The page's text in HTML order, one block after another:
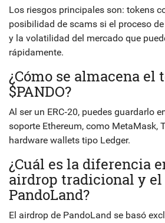
Los riesgos principales son: tokens
posibilidad de scams si el proceso
y la volatilidad del mercado que
rápidamente.
¿Cómo se almacena el
$PANDO?
Al ser un ERC‑20, puedes guardarlo
soporte Ethereum, como MetaMask,
hardware wallets tipo Ledger.
¿Cuál es la diferencia
airdrop tradicional y el
PandoLand?
El airdrop de PandoLand se basó